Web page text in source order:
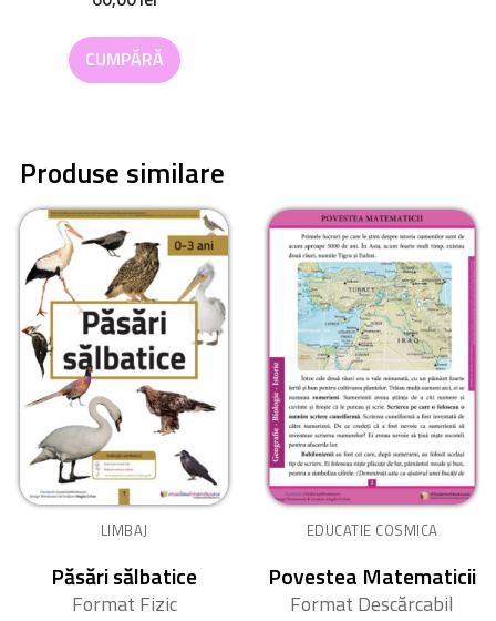
CUMPĂRĂ
Produse similare
LIMBAJ
Păsări sălbatice
Format Fizic
EDUCATIE COSMICA
Povestea Matematicii
Format Descărcabil